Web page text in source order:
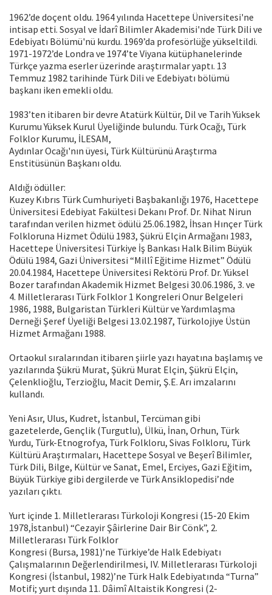
1962’de doçent oldu. 1964 yılında Hacettepe Üniversitesi'ne
intisap etti. Sosyal ve İdarî Bilimler Akademisi'nde Türk Dili ve
Edebiyatı Bölümü'nü kurdu. 1969’da profesörlüğe yükseltildi.
1971-1972’de Londra ve 1974’te Viyana kütüphanelerinde
Türkçe yazma eserler üzerinde araştırmalar yaptı. 13
Temmuz 1982 tarihinde Türk Dili ve Edebiyatı bölümü
başkanı iken emekli oldu.
1983’ten itibaren bir devre Atatürk Kültür, Dil ve Tarih Yüksek
Kurumu Yüksek Kurul Üyeliğinde bulundu. Türk Ocağı, Türk
Folklor Kurumu, İLESAM,
Aydınlar Ocağı'nın üyesi, Türk Kültürünü Araştırma
Enstitüsünün Başkanı oldu.
Aldığı ödüller:
Kuzey Kıbrıs Türk Cumhuriyeti Başbakanlığı 1976, Hacettepe
Üniversitesi Edebiyat Fakültesi Dekanı Prof. Dr. Nihat Nirun
tarafından verilen hizmet ödülü 25.06.1982, İhsan Hınçer Türk
Folkloruna Hizmet Ödülü 1983, Şükrü Elçin Armağanı 1983,
Hacettepe Üniversitesi Türkiye İş Bankası Halk Bilim Büyük
Ödülü 1984, Gazi Üniversitesi “Millî Eğitime Hizmet” Ödülü
20.04.1984, Hacettepe Üniversitesi Rektörü Prof. Dr. Yüksel
Bozer tarafından Akademik Hizmet Belgesi 30.06.1986, 3. ve
4. Milletlerarası Türk Folklor 1 Kongreleri Onur Belgeleri
1986, 1988, Bulgaristan Türkleri Kültür ve Yardımlaşma
Derneği Şeref Üyeliği Belgesi 13.02.1987, Türkolojiye Üstün
Hizmet Armağanı 1988.
Ortaokul sıralarından itibaren şiirle yazı hayatına başlamış ve
yazılarında Şükrü Murat, Şükrü Murat Elçin, Şükrü Elçin,
Çelenklioğlu, Terzioğlu, Macit Demir, Ş.E. Arı imzalarını
kullandı.
Yeni Asır, Ulus, Kudret, İstanbul, Tercüman gibi
gazetelerde, Gençlik (Turgutlu), Ülkü, İnan, Orhun, Türk
Yurdu, Türk-Etnogrofya, Türk Folkloru, Sivas Folkloru, Türk
Kültürü Araştırmaları, Hacettepe Sosyal ve Beşerî Bilimler,
Türk Dili, Bilge, Kültür ve Sanat, Emel, Erciyes, Gazi Eğitim,
Büyük Türkiye gibi dergilerde ve Türk Ansiklopedisi’nde
yazıları çıktı.
Yurt içinde 1. Milletlerarası Türkoloji Kongresi (15-20 Ekim
1978,İstanbul) “Cezayir Şâirlerine Dair Bir Cönk”, 2.
Milletlerarası Türk Folklor
Kongresi (Bursa, 1981)’ne Türkiye’de Halk Edebiyatı
Çalışmalarının Değerlendirilmesi, IV. Milletlerarası Türkoloji
Kongresi (İstanbul, 1982)’ne Türk Halk Edebiyatında “Turna”
Motifi; yurt dışında 11. Dâimî Altaistik Kongresi (2-